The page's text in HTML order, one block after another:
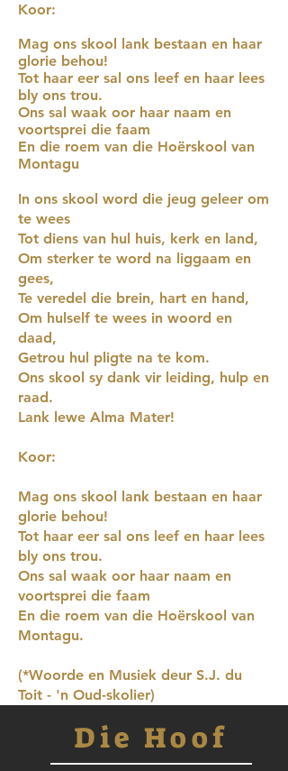
Koor:
Mag ons skool lank bestaan en haar
glorie behou!
Tot haar eer sal ons leef en haar lees
bly ons trou.
Ons sal waak oor haar naam en
voortsprei die faam
En die roem van die Hoërskool van
Montagu
In ons skool word die jeug geleer om
te wees
Tot diens van hul huis, kerk en land,
Om sterker te word na liggaam en
gees,
Te veredel die brein, hart en hand,
Om hulself te wees in woord en
daad,
Getrou hul pligte na te kom.
Ons skool sy dank vir leiding, hulp en
raad.
Lank lewe Alma Mater!
Koor:
Mag ons skool lank bestaan en haar
glorie behou!
Tot haar eer sal ons leef en haar lees
bly ons trou.
Ons sal waak oor haar naam en
voortsprei die faam
En die roem van die Hoërskool van
Montagu.
(*Woorde en Musiek deur S.J. du
Toit - 'n Oud-skolier)
Die Hoof